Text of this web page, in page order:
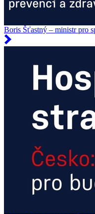
Boris Šťastný – ministr pro